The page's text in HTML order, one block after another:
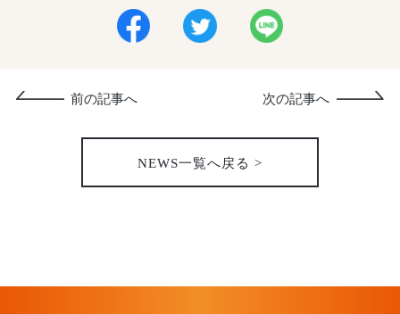
NEWS一覧へ戻る >
前の記事へ 次の記事へ